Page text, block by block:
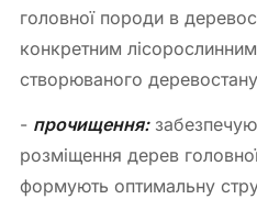
головної породи в
конкретним
створюваного
- прочищення:
розміщення дерев
формують оптимальну